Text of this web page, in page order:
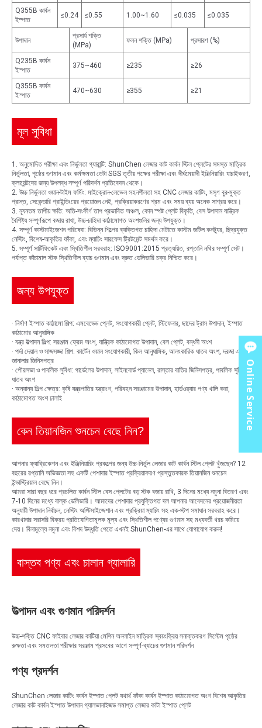
Q355B কার্বন
ইস্পাত
≤0.24 ≤0.55 1.00~1.60 ≤0.035 ≤0.035
উপাদান
প্রসার্য শক্তি
(MPa)
ফলন শক্তি (MPa) প্রসারণ (%)
Q235B কার্বন
ইস্পাত
375~460 ≥235 ≥26
Q355B কার্বন
ইস্পাত
470~630 ≥355 ≥21
মূল সুবিধা
1. অনুমোদিত পরীক্ষা এবং নির্ভুলতা গ্যারান্টি: ShunChen লেজার কাট কার্বন স্টিল প্লেটের সমস্ত মাত্রিক
নির্ভুলতা, পৃষ্ঠের গুণমান এবং কর্মক্ষমতা ডেটা SGS তৃতীয় পক্ষের পরীক্ষা এবং দীর্ঘমেয়াদী ইঞ্জিনিয়ারিং যাচাইকরণ,
ক্লায়েন্টদের জন্য উপলব্ধ সম্পূর্ণ পরিদর্শন প্রতিবেদন থেকে।
2. উচ্চ নির্ভুলতা ওয়ান-টাইম ফর্মিং: মাইক্রোন-লেভেল সহনশীলতা সহ CNC লেজার কাটিং, মসৃণ বুর-মুক্ত
প্রান্ত, সেকেন্ডারি গ্রাইন্ডিংয়ের প্রয়োজন নেই, প্রক্রিয়াকরণের শ্রম এবং সময় ব্যয় অনেক সাশ্রয় করে।
3. ন্যূনতম তাপীয় ক্ষতি: অতি-সংকীর্ণ তাপ প্রভাবিত অঞ্চল, কোন স্পষ্ট প্লেট বিকৃতি, বেস উপাদান যান্ত্রিক
বৈশিষ্ট্য সম্পূর্ণরূপে বজায় রাখা, উচ্চ-চাহিদা কাঠামোগত অংশগুলির জন্য উপযুক্ত।
4. সম্পূর্ণ কাস্টমাইজেশন পরিষেবা: বিভিন্ন শিল্পের ব্যক্তিগত চাহিদা মেটাতে কাস্টম জটিল কনট্যুর, ছিদ্রযুক্ত
নেস্টিং, বিশেষ-আকৃতির ফাঁকা, এবং ম্যাচিং সারফেস ট্রিটমেন্ট সমর্থন করে।
5. সম্পূর্ণ সার্টিফিকেট এবং স্থিতিশীল সরবরাহ: ISO9001:2015 প্রত্যয়িত, রপ্তানি নথির সম্পূর্ণ সেট।
পর্যাপ্ত কাঁচামাল স্টক স্থিতিশীল ব্যাচ গুণমান এবং দ্রুত ডেলিভারি চক্র নিশ্চিত করে।
জন্য উপযুক্ত
· নির্মাণ ইস্পাত কাঠামো শিল্প: এমবেডেড প্লেট, সংযোগকারী প্লেট, স্টিফেনার, ছাদের ট্রাস উপাদান, ইস্পাত
কাঠামোর আনুষাঙ্গিক
· যন্ত্র উত্পাদন শিল্প: সরঞ্জাম ফ্রেম অংশ, যান্ত্রিক কাঠামোগত উপাদান, বেস প্লেট, বন্ধনী অংশ
· পর্দা দেয়াল ও সাজসজ্জা শিল্প: কার্টেন ওয়াল সংযোগকারী, কিল আনুষাঙ্গিক, আলংকারিক ধাতব অংশ, দরজা এবং
জানালার জিনিসপত্র
· পৌরসভা ও পাবলিক সুবিধা: গার্ডেলের উপাদান, সাইনবোর্ড প্যানেল, রাস্তার বাতির জিনিসপত্র, পাবলিক সুবিধার
ধাতব অংশ
· অন্যান্য শিল্প ক্ষেত্র: কৃষি যন্ত্রপাতির যন্ত্রাংশ, পরিবহন সরঞ্জামের উপাদান, হার্ডওয়্যার পণ্য খালি করা,
কাঠামোগত অংশ ঢালাই
কেন তিয়ানজিন শুনচেন বেছে নিন?
আপনার ফ্যাব্রিকেশন এবং ইঞ্জিনিয়ারিং প্রকল্পের জন্য উচ্চ-নির্ভুল লেজার কাট কার্বন স্টিল প্লেট খুঁজছেন? 12
বছরের রপ্তানি অভিজ্ঞতা সহ একটি পেশাদার ইস্পাত প্রক্রিয়াকরণ প্রস্তুতকারক তিয়ানজিন শুনচেন
ইন্ডাস্ট্রিয়াল বেছে নিন।
আমরা সারা বছর ধরে প্রচলিত কার্বন স্টিল বেস প্লেটের বড় স্টক বজায় রাখি, 3 দিনের মধ্যে নমুনা বিতরণ এবং
7-10 দিনের মধ্যে বাল্ক ডেলিভারি। আমাদের পেশাদার প্রযুক্তিগত দল আপনার আবেদনের প্রয়োজনীয়তা
অনুযায়ী উপাদান নির্বাচন, নেস্টিং অপ্টিমাইজেশান এবং প্রক্রিয়া ম্যাচিং সহ এক-স্টপ সমাধান সরবরাহ করে।
কারখানার সরাসরি বিক্রয় প্রতিযোগিতামূলক মূল্য এবং স্থিতিশীল পণ্যের গুণমান সহ মধ্যবর্তী খরচ কমিয়ে
দেয়। বিনামূল্যে নমুনা এবং বিশদ উদ্ধৃতি পেতে এখনই ShunChen-এর সাথে যোগাযোগ করুন!
বাস্তব পণ্য এবং চালান গ্যালারি
উত্পাদন এবং গুণমান পরিদর্শন
উচ্চ-শক্তি CNC ফাইবার লেজার কাটিয়া মেশিন অনলাইন মাত্রিক স্বয়ংক্রিয় সনাক্তকরণ সিস্টেম পৃষ্ঠের
রুক্ষতা এবং সমতলতা পরীক্ষার সরঞ্জাম প্রসবের আগে সম্পূর্ণ-ব্যাচের গুণমান পরিদর্শন
পণ্য প্রদর্শন
ShunChen লেজার কাটিং কার্বন ইস্পাত প্লেট যথার্থ ফাঁকা কার্বন ইস্পাত কাঠামোগত অংশ বিশেষ আকৃতির
লেজার কাট কার্বন ইস্পাত উপাদান গ্যালভানাইজড সমাপ্ত লেজার কাটা ইস্পাত প্লেট
Online Service